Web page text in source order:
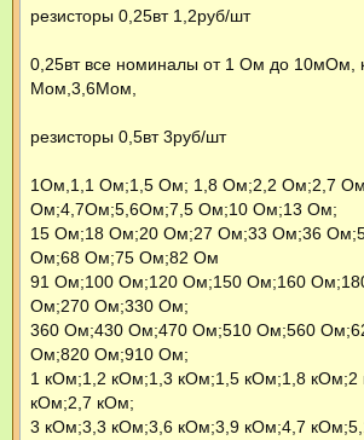
резисторы 0,25вт 1,2руб/шт
0,25вт все номиналы от 1 Ом до 10мОм,
Мом,3,6Мом,
резисторы 0,5вт 3руб/шт
1Ом,1,1 Ом;1,5 Ом; 1,8 Ом;2,2 Ом;2,7
Ом;4,7Ом;5,6Ом;7,5 Ом;10 Ом;13 Ом;
15 Ом;18 Ом;20 Ом;27 Ом;33 Ом;36
Ом;68 Ом;75 Ом;82 Ом
91 Ом;100 Ом;120 Ом;150 Ом;160
Ом;270 Ом;330 Ом;
360 Ом;430 Ом;470 Ом;510 Ом;560
Ом;820 Ом;910 Ом;
1 кОм;1,2 кОм;1,3 кОм;1,5 кОм;1,8
кОм;2,7 кОм;
3 кОм;3,3 кОм;3,6 кОм;3,9 кОм;4,7